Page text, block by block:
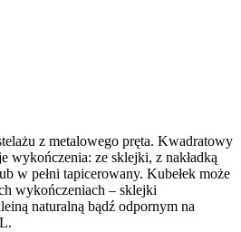
z metalowego pręta. Kwadratowy
wykończenia: ze sklejki, z nakładką
w pełni tapicerowany. Kubełek może
wykończeniach – sklejki
naturalną bądź odpornym na